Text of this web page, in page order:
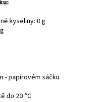
kyseliny: 0 g
- papírovém sáčku
do 20 °C